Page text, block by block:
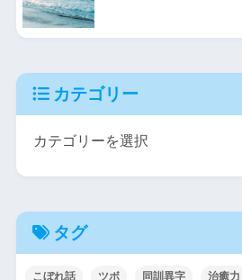
カテゴリー
タグ
こぼれ話 ツボ 同訓異字 治癒力